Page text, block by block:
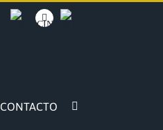
BACOCINA
FacebookINTRANET
CONTACTO